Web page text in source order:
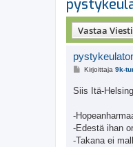
Vastaa
V
s
Kirjoittaja 9k-
Siis Itä-
-
-Edestä ihan
-Takana ei